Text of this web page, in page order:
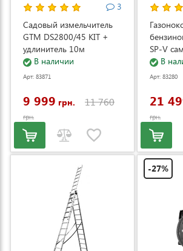
3
Садовый измельчитель
GTM DS2800/45 KIT +
удлинитель 10м
(DS2800/45_KIT+ext.cord)
В наличии
Арт: 83871
9 999 грн. 11 760
грн.
SP-V
В
Арт: 83280
21
грн.
-27%